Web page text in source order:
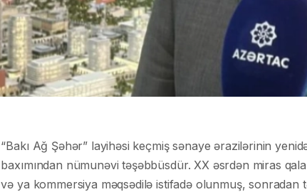
“Bakı Ağ Şəhər” layihəsi keçmiş sənaye ərazilərinin
baxımından nümunəvi təşəbbüsdür. XX əsrdən miras
və ya kommersiya məqsədilə istifadə olunmuş, sonradan